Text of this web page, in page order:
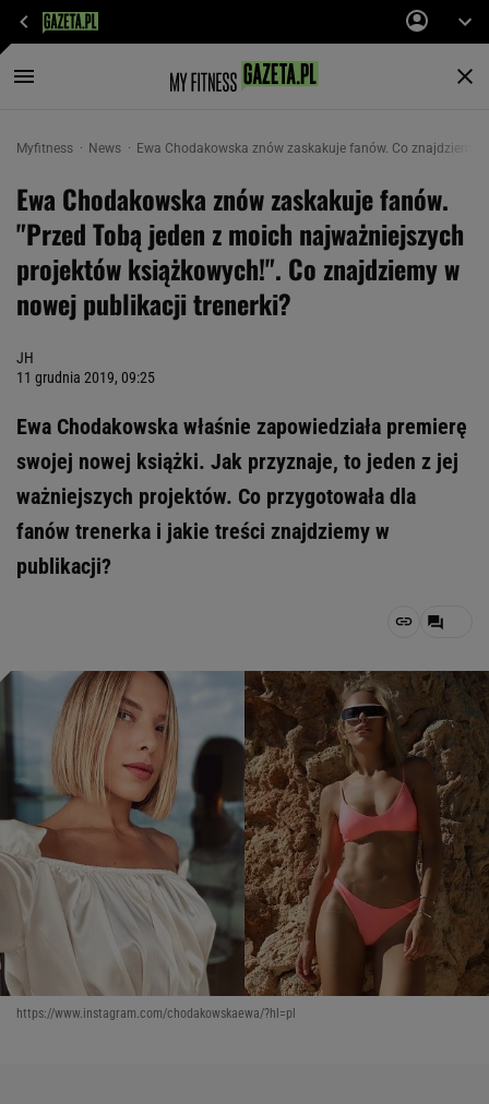
Myfitness News Ewa Chodakowska znów zaskakuje fanów. Co znajdziemy
Ewa Chodakowska znów zaskakuje fanów.
"Przed Tobą jeden z moich najważniejszych
projektów książkowych!". Co znajdziemy w
nowej publikacji trenerki?
JH
11 grudnia 2019, 09:25
Ewa Chodakowska właśnie zapowiedziała premierę
swojej nowej książki. Jak przyznaje, to jeden z jej
ważniejszych projektów. Co przygotowała dla
fanów trenerka i jakie treści znajdziemy w
publikacji?
https://www.instagram.com/chodakowskaewa/?hl=pl